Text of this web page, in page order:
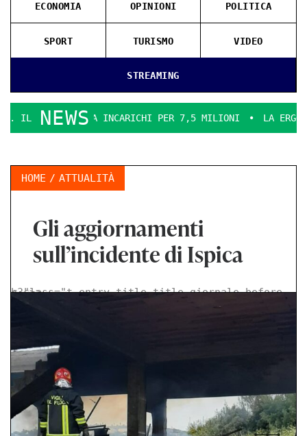
STREAMING
ECONOMIA OPINIONI POLITICA
SPORT TURISMO VIDEO
NEWS
INCARICHI PER 7,5 MILIONI LA ERGON SMENTICE
HOME ATTUALITÀ
Gli aggiornamenti
sull’incidente di Ispica
< class="t-entry-title title-giornale-before h3">>